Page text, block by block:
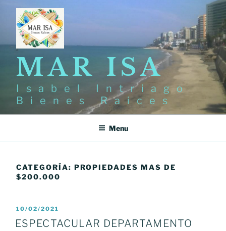
content
MAR ISA
Isabel Intriago
Bienes Raices
Menu
CATEGORÍA: PROPIEDADES MAS DE
$200.000
POSTED
ON
10/02/2021
ESPECTACULAR DEPARTAMENTO